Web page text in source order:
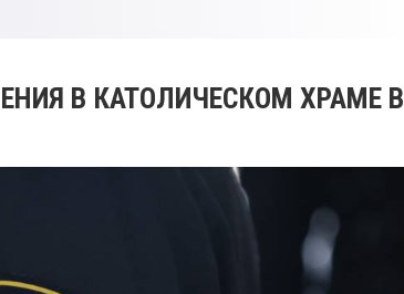
В КАТОЛИЧЕСКОМ ХРАМЕ В